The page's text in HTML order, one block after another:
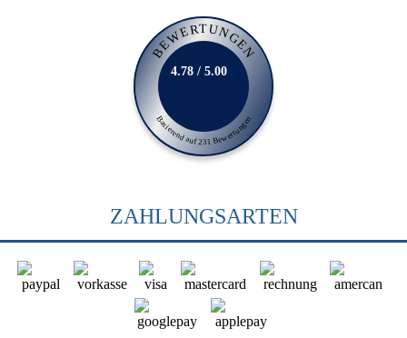
BEWERTUNGEN
Basierend auf 231 Bewertungen
4.78 / 5.00
ZAHLUNGSARTEN